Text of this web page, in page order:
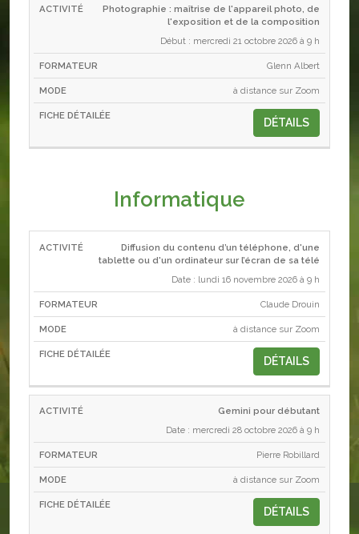
Photographie : maîtrise de l'appareil photo, de
l'exposition et de la composition
Début : mercredi 21 octobre 2026 à 9 h
Glenn Albert
à distance sur Zoom
DÉTAILS
Informatique
ACTIVITÉ FORMATEUR MODE
Diffusion du contenu d’un téléphone, d'une
tablette ou d'un ordinateur sur l’écran de sa télé
Date : lundi 16 novembre 2026 à 9 h
Claude Drouin
à distance sur Zoom
DÉTAILS
Gemini pour débutant
Date : mercredi 28 octobre 2026 à 9 h
Pierre Robillard
à distance sur Zoom
DÉTAILS